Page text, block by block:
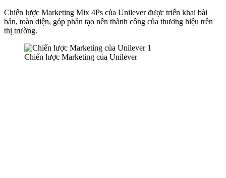
Chiến lược Marketing Mix 4Ps của Unilever được triển khai bài
bản, toàn diện, góp phần tạo nên thành công của thương hiệu trên
thị trường.
Chiến lược Marketing của Unilever